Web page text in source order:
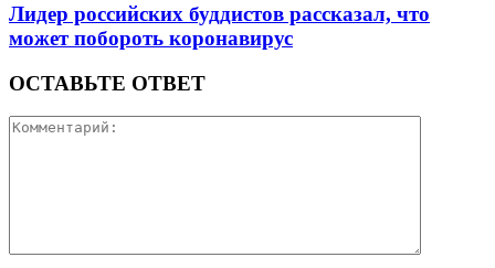
Лидер российских буддистов рассказал, что
может побороть коронавирус
ОСТАВЬТЕ ОТВЕТ